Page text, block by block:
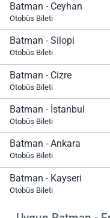
Batman - Ceyhan
Otobüs Bileti
Batman - Silopi
Otobüs Bileti
Batman - Cizre
Otobüs Bileti
Batman - İstanbul
Otobüs Bileti
Batman - Ankara
Otobüs Bileti
Batman - Kayseri
Otobüs Bileti